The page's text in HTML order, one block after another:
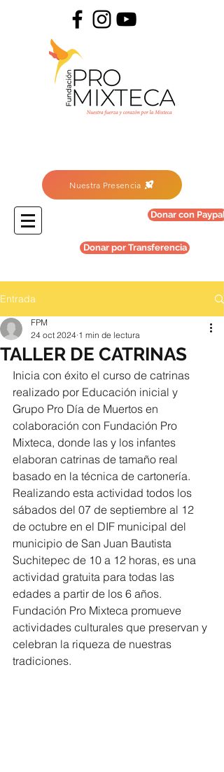
Nuestra Presencia
Donar con Paypal
Donar por Transferencia
Entrada
TALLER DE CATRINAS
FPM
24 oct 2024 1 min de lectura
Inicia con éxito el curso de catrinas
realizado por Educación inicial y
Grupo Pro Día de Muertos en
colaboración con Fundación Pro
Mixteca, donde las y los infantes
elaboran catrinas de tamaño real
basado en la técnica de cartonería.
Realizando esta actividad todos los
sábados del 07 de septiembre al 12
de octubre en el DIF municipal del
municipio de San Juan Bautista
Suchitepec de 10 a 12 horas, es una
actividad gratuita para todas las
edades a partir de los 6 años.
Fundación Pro Mixteca promueve
actividades culturales que preservan y
celebran la riqueza de nuestras
tradiciones.